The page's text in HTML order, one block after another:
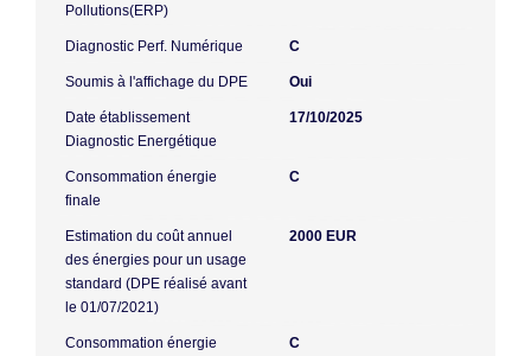
Pollutions(ERP)
Diagnostic Perf. Numérique C
Soumis à l'affichage du DPE Oui
Date établissement
Diagnostic Energétique
17/10/2025
Consommation énergie
finale
C
Estimation du coût annuel
des énergies pour un usage
standard (DPE réalisé avant
le 01/07/2021)
2000 EUR
Consommation énergie
C